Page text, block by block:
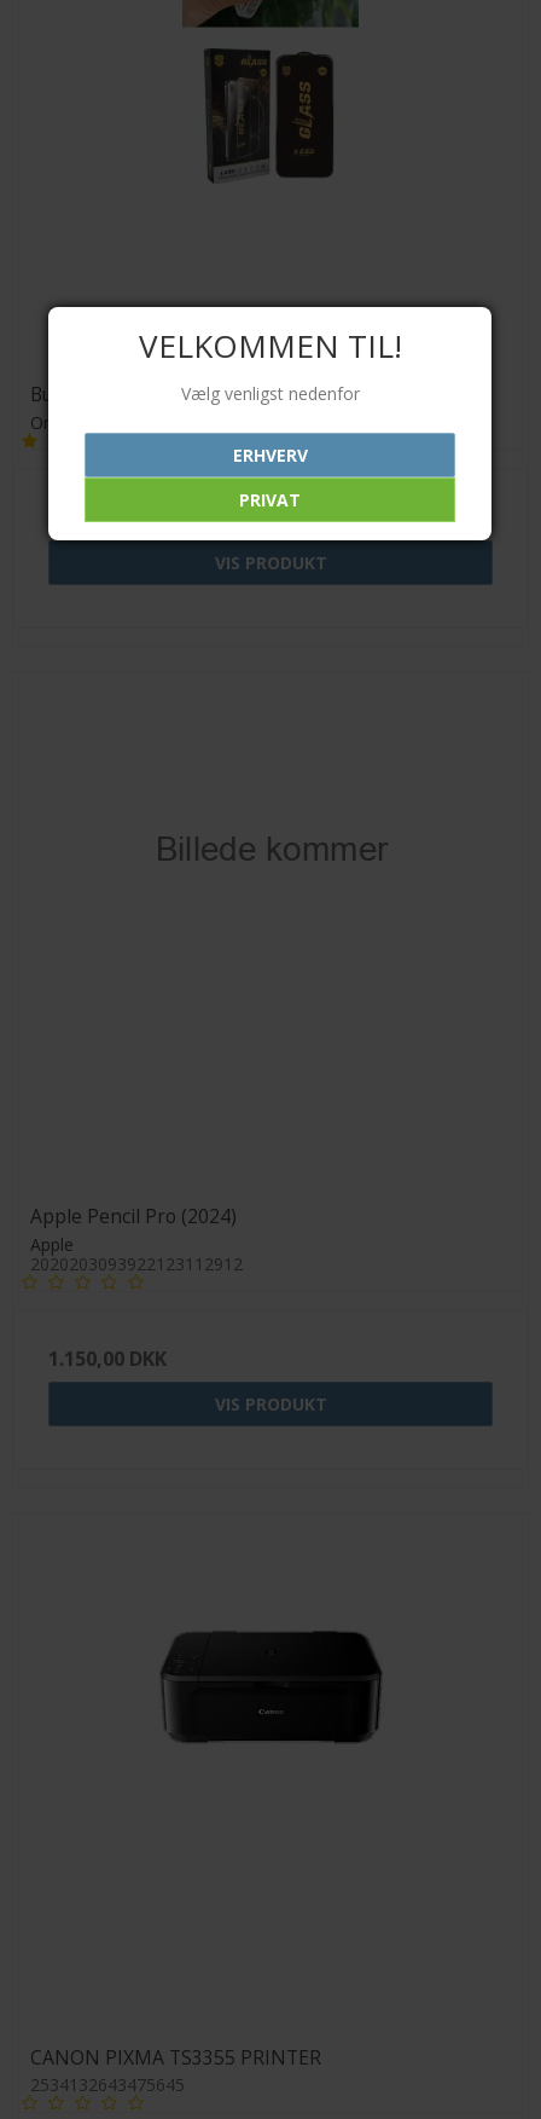
Bundle: TPU cover m. MagSafe + Skærmbeskyttelse
Orient
179,00 DKK
VIS PRODUKT
Apple Pencil Pro (2024)
Apple
2020203093922123112912
1.150,00 DKK
VIS PRODUKT
CANON PIXMA TS3355 PRINTER
2534132643475645
VELKOMMEN TIL!
Vælg venligst nedenfor
ERHVERV
PRIVAT